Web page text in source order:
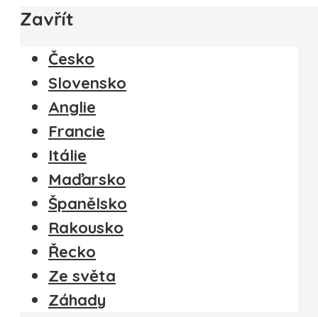
Zavřít
Česko
Slovensko
Anglie
Francie
Itálie
Maďarsko
Španělsko
Rakousko
Řecko
Ze světa
Záhady